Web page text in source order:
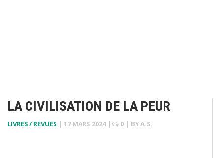
LA CIVILISATION DE LA PEUR
LIVRES / REVUES | 17 MARS 2024 | 0 | BYA.S.